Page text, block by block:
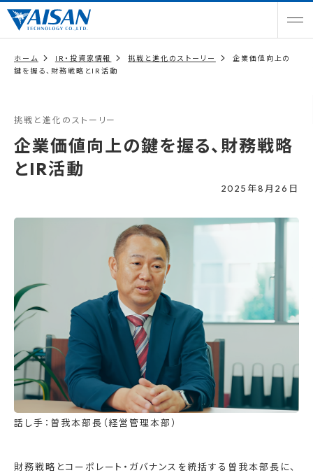
ホーム IR・投資家情報 挑戦と進化のストーリー
企業価値向上の
鍵を握る、財務戦略とIR活動
挑戦と進化のストーリー
企業価値向上の鍵を握る、財務戦略
とIR活動
2025年8月26日
話し手：曽我本部長（経営管理本部）
財務戦略とコーポレート・ガバナンスを統括する曽我本部長に、